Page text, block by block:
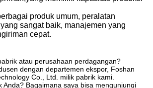
produk umum, peralatan
sangat baik, manajemen yang
cepat.
atau perusahaan perdagangan?
dengan departemen ekspor, Foshan
Co., Ltd. milik pabrik kami.
Anda? Bagaimana saya bisa mengunjungi